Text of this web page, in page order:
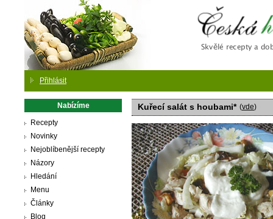
Přihlásit
Nabízíme
Recepty
Novinky
Nejoblíbenější recepty
Názory
Hledání
Menu
Články
Blog
Kuřecí salát s houbami* (vde)